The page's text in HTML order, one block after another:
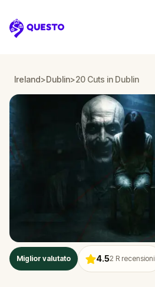
Questo
Ireland>Dublin>20 Cuts in Dublin
Miglior valutato 4.52 R recensioni